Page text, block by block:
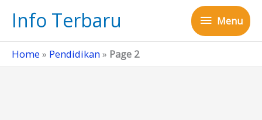
Info Terbaru Menu
Menu
Home » Pendidikan» Page 2